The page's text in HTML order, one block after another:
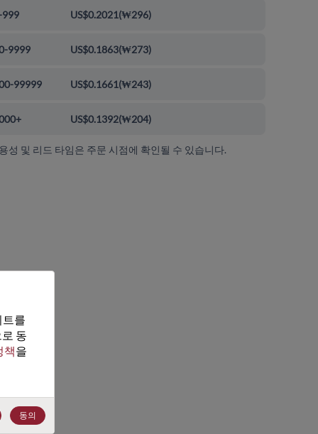
999 US$0.2021(₩296)
9999 US$0.1863(₩273)
99999 US$0.1661(₩243)
US$0.1392(₩204)
성 및 리드 타임은 주문 시점에 확인될 수 있습니다.
트를
동
책을
동의